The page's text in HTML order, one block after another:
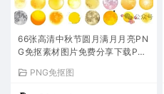
66张高清中秋节圆月满月月亮PN
G免抠素材图片免费分享下载PS
节日网站合集金黄月球插画奔免
扣八月十五可免费商用
PNG免抠图